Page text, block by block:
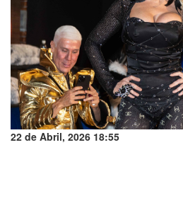
22 de Abril, 2026 18:55